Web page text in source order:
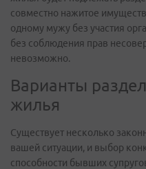
совместно нажитое
одному мужу без участия
без соблюдения прав
невозможно.
Варианты
жилья
Существует несколько
вашей ситуации, и выбор
способности бывших